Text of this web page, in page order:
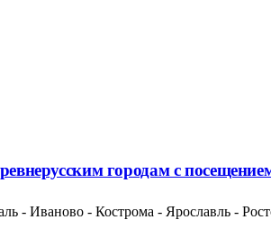
городам с
- Иваново - Кострома - Ярославль -